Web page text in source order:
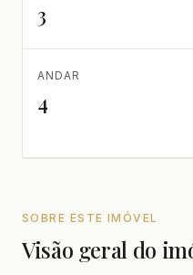
3
ANDAR
4
SOBRE ESTE IMÓVEL
Visão geral do